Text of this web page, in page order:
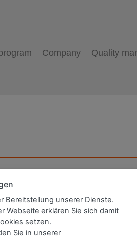
Company Quality
Sales Representative
Bereitstellung unserer Dienste.
Webseite erklären Sie sich damit
setzen.
Sie in unserer